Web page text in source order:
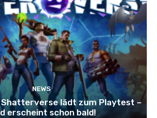
NEWS
Shatterverse lädt zum Playtest –
erscheint schon bald!